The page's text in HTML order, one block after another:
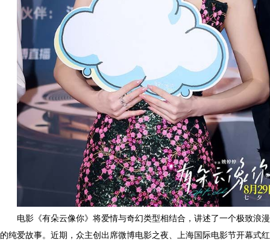
电影《有朵云像你》将爱情与奇幻类型相结合，讲述了一个极致浪漫
的纯爱故事。近期，众主创出席微博电影之夜、上海国际电影节开幕式红